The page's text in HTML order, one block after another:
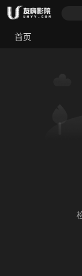
首页